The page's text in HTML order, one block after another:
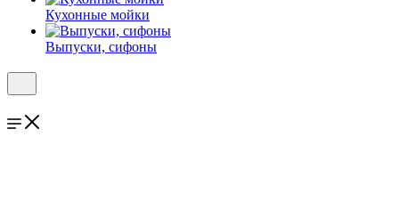
Кухонные мойки
Выпуски, сифоны